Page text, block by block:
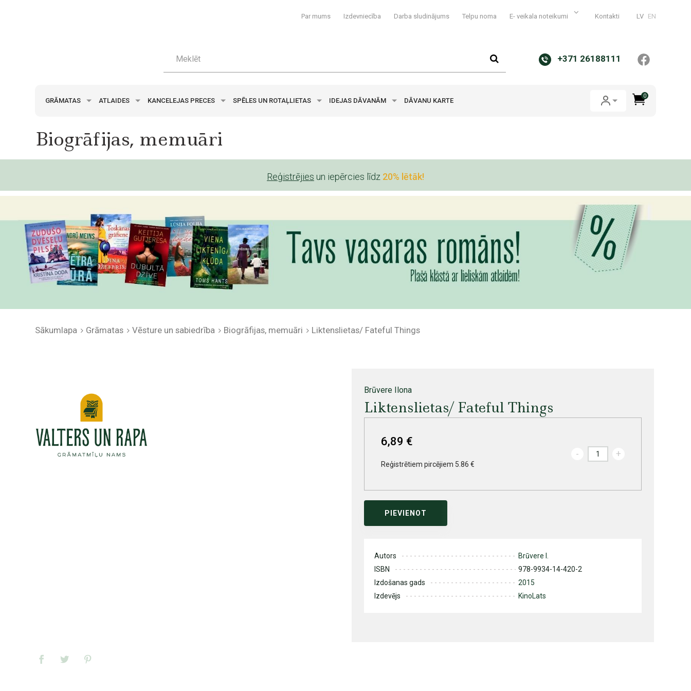
Par mums Izdevniecība Darba sludinājums Telpu noma E- veikala noteikumi Kontakti LV EN
+371 26188111
GRĀMATAS ATLAIDES KANCELEJAS PRECES SPĒLES UN ROTAĻLIETAS IDEJAS DĀVANĀM DĀVANU KARTE
0
Biogrāfijas, memuāri
Reģistrējies un iepērcies līdz 20% lētāk!
Sākumlapa Grāmatas Vēsture un sabiedrība Biogrāfijas, memuāri Liktenslietas/ Fateful Things
Brūvere Ilona
Liktenslietas/ Fateful Things
6,89 €
Reģistrētiem pircējiem 5.86 €
- +
PIEVIENOT
Autors
Brūvere I.
ISBN
978-9934-14-420-2
Izdošanas gads
2015
Izdevējs
KinoLats